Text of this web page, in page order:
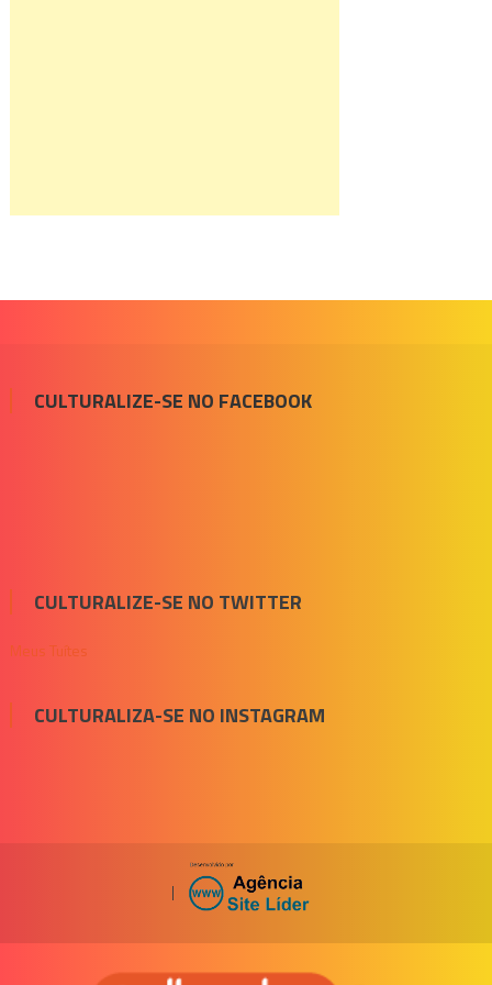
CULTURALIZE-SE NO FACEBOOK
CULTURALIZE-SE NO TWITTER
Meus Tuítes
CULTURALIZA-SE NO INSTAGRAM
|